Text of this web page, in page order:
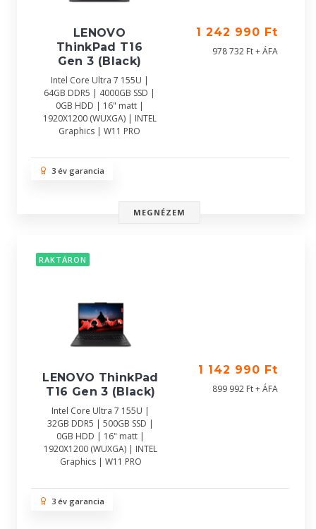
LENOVO
ThinkPad T16
Gen 3 (Black)
Intel Core Ultra 7 155U |
64GB DDR5 | 4000GB SSD |
0GB HDD | 16" matt |
1920X1200 (WUXGA) | INTEL
Graphics | W11 PRO
1 242 990 Ft
978 732 Ft + ÁFA
3 év garancia
MEGNÉZEM
RAKTÁRON
LENOVO ThinkPad
T16 Gen 3 (Black)
Intel Core Ultra 7 155U |
32GB DDR5 | 500GB SSD |
0GB HDD | 16" matt |
1920X1200 (WUXGA) | INTEL
Graphics | W11 PRO
1 142 990 Ft
899 992 Ft + ÁFA
3 év garancia